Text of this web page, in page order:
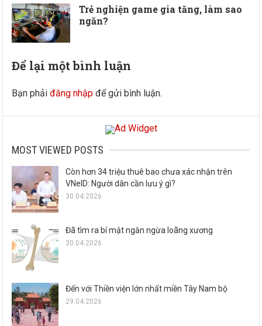
Trẻ nghiện game gia tăng, làm sao
ngăn?
Để lại một bình luận
Bạn phảiđăng nhập để gửi bình luận.
MOST VIEWED POSTS
Còn hơn 34 triệu thuê bao chưa xác nhận trên
VNeID: Người dân cần lưu ý gì?
30.04.2026
Đã tìm ra bí mật ngăn ngừa loãng xương
30.04.2026
Đến với Thiền viện lớn nhất miền Tây Nam bộ
29.04.2026